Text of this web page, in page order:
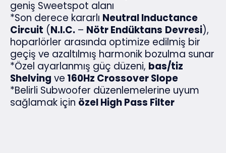
geniş Sweetspot alanı
*Son derece kararlı Neutral Inductance
Circuit (N.I.C. – Nötr Endüktans Devresi),
hoparlörler arasında optimize edilmiş bir
geçiş ve azaltılmış harmonik bozulma sunar
*Özel ayarlanmış güç düzeni, bas/tiz
Shelving ve 160Hz Crossover Slope
*Belirli Subwoofer düzenlemelerine uyum
sağlamak için özel High Pass Filter